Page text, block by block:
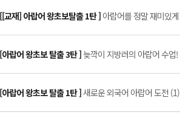
[[교재] 아랍어 왕초보탈출 1탄 ] 아랍어를 정말 재미있
[아랍어 왕초보 탈출 3탄 ]늦깍이 지방러의 아랍어 수업
[아랍어 왕초보 탈출 1탄 ]새로운 외국어 아랍어 도전 (1)